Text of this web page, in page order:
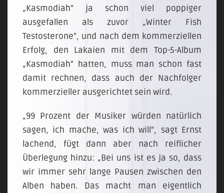
„Kasmodiah“ ja schon viel poppiger
ausgefallen als zuvor „Winter Fish
Testosterone“, und nach dem kommerziellen
Erfolg, den Lakaien mit dem Top-5-Album
„Kasmodiah“ hatten, muss man schon fast
damit rechnen, dass auch der Nachfolger
kommerzieller ausgerichtet sein wird.
„99 Prozent der Musiker würden natürlich
sagen, ich mache, was ich will“, sagt Ernst
lachend, fügt dann aber nach reiflicher
Überlegung hinzu: „Bei uns ist es ja so, dass
wir immer sehr lange Pausen zwischen den
Alben haben. Das macht man eigentlich